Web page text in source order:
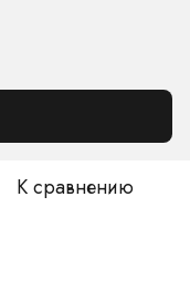
К сравнению